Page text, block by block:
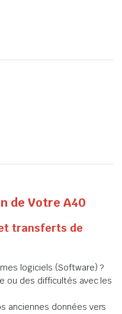
de Votre A40
transferts de
logiciels (Software) ?
ou des difficultés avec les
anciennes données vers